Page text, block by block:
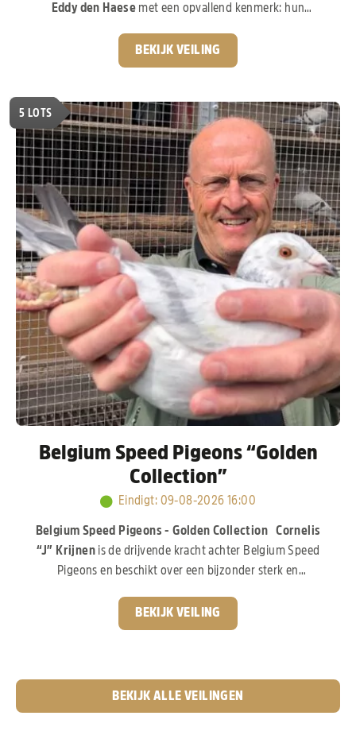
Eddy den Haese met een opvallend kenmerk: hun
Deze duiven stammen rechtstreeks uit het allerbeste van
Gebr. Leidemanen defamilie Eijerkamp
deze veiling spreken tot de verbeelding:“Goed Grijs”
“Viton” & “Daughter Goed Grijs” “Crack 19” “Raissa”
“Blizzard King Kittel”– Flanders Collection Een unieke
combinatie van zeldzame kleur en bewezen prestaties,
een buitenkans voor iedere liefhebber die iets speciaals
zoekt voor de kweek! Pak uw kans!
BEKIJK VEILING
5 LOTS
Belgium Speed Pigeons “Golden
Collection”
Eindigt: 09-08-2026 16:00
Belgium Speed Pigeons - Golden Collection
Cornelis
“J” Krijnenis de drijvende kracht achter Belgium Speed
Pigeons en beschikt over een bijzonder sterk en
absolute top van Nederland en België. De basis van zijn
Gebr. Leideman,met de wereldberoemde
ruimschoots heeft bewezen. Daarnaast werd er gericht
geïnvesteerd in het beste van liefhebbers zoalsG. & S.
BEKIJK VEILING
BEKIJK ALLE VEILINGEN